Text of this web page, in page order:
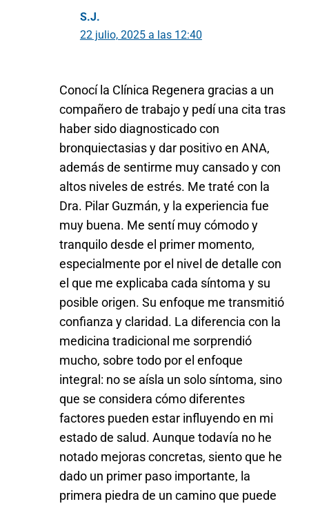
S.J.
22 julio, 2025 a las 12:40
Conocí la Clínica Regenera gracias a un
compañero de trabajo y pedí una cita tras
haber sido diagnosticado con
bronquiectasias y dar positivo en ANA,
además de sentirme muy cansado y con
altos niveles de estrés. Me traté con la
Dra. Pilar Guzmán, y la experiencia fue
muy buena. Me sentí muy cómodo y
tranquilo desde el primer momento,
especialmente por el nivel de detalle con
el que me explicaba cada síntoma y su
posible origen. Su enfoque me transmitió
confianza y claridad. La diferencia con la
medicina tradicional me sorprendió
mucho, sobre todo por el enfoque
integral: no se aísla un solo síntoma, sino
que se considera cómo diferentes
factores pueden estar influyendo en mi
estado de salud. Aunque todavía no he
notado mejoras concretas, siento que he
dado un primer paso importante, la
primera piedra de un camino que puede